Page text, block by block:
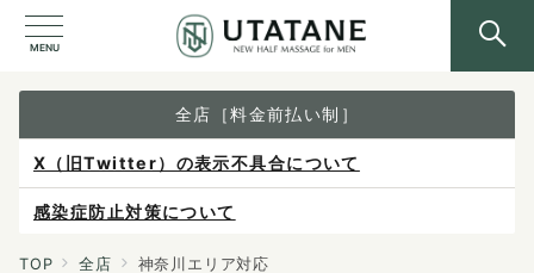
MENU
全店［料金前払い制］
X（旧Twitter）の表示不具合について
感染症防止対策について
TOP 全店 神奈川エリア対応